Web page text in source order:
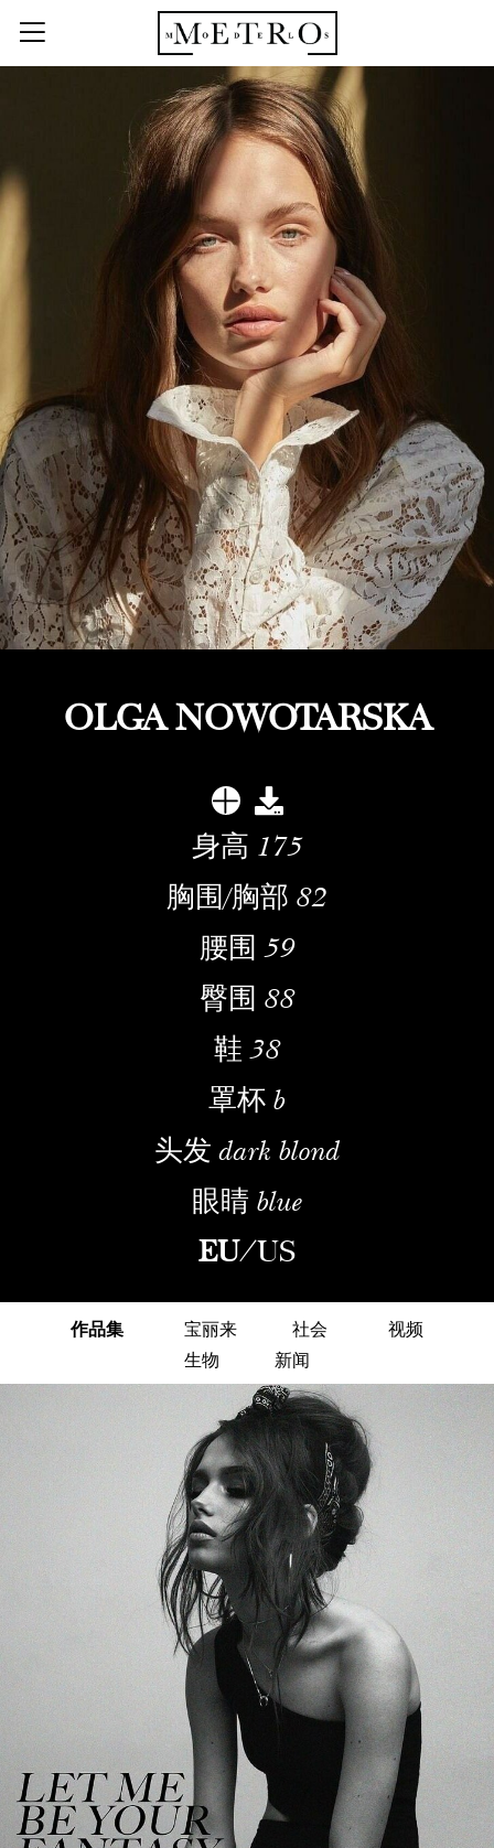
OLGA NOWOTARSKA
身高 175
胸围/胸部 82
腰围 59
臀围 88
鞋 38
罩杯 b
头发 dark blond
眼睛 blue
EU/US
作品集 宝丽来 社会
视频
生物
新闻